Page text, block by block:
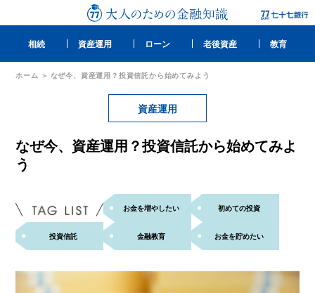
相続 資産運用 ローン 老後資産 教育
ホーム なぜ今、資産運用？投資信託から始めてみよう
資産運用
なぜ今、資産運用？投資信託から始めてみよ
う
お金を増やしたい 初めての投資
投資信託 金融教育 お金を貯めたい